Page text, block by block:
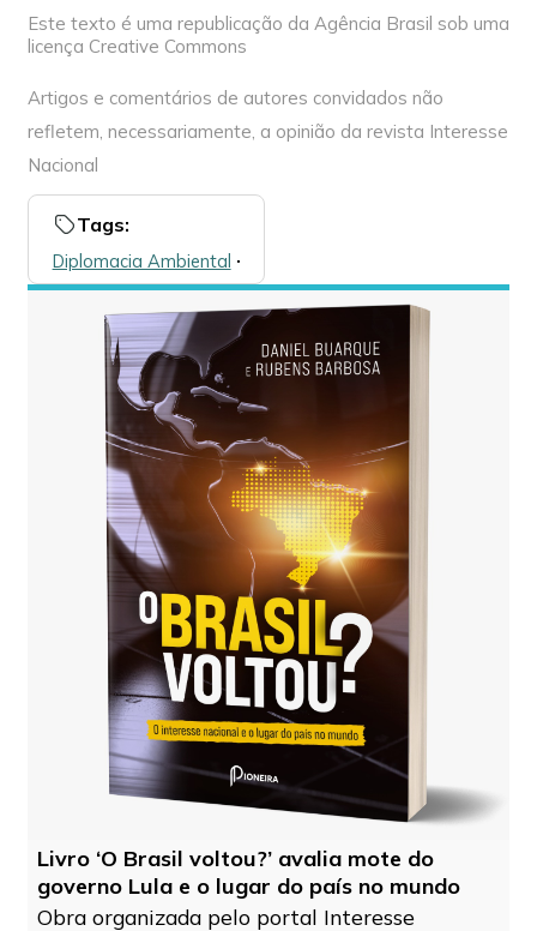
Este texto é uma republicação da Agência Brasil sob uma
licença Creative Commons
Artigos e comentários de autores convidados não
refletem, necessariamente, a opinião da revista Interesse
Nacional
Tags:
Diplomacia Ambiental 🞌
Livro ‘O Brasil voltou?’ avalia mote do
governo Lula e o lugar do país no mundo
Obra organizada pelo portal Interesse